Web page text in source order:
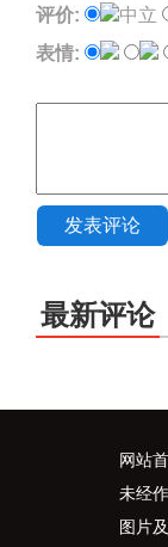
评价:
中立
表情:
发表评论
最新评论
网站
未经
图片